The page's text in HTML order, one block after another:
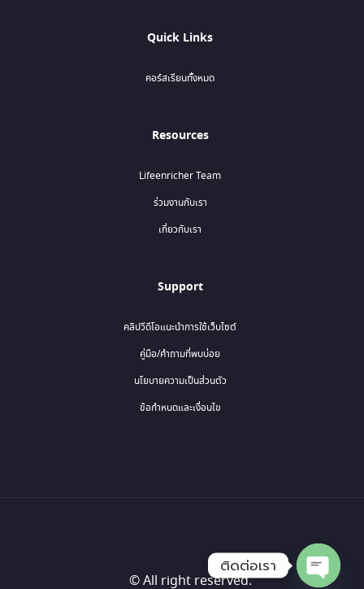
Quick Links
คอร์สเรียนทั้งหมด
Resources
Lifeenricher Team
ร่วมงานกับเรา
เกี่ยวกับเรา
Support
คลิปวีดีโอแนะนำการใช้เว็บไซต์
คู่มือ/คำถามที่พบบ่อย
นโยบายความเป็นส่วนตัว
ข้อกำหนดและเงื่อนไข
© All right reserved.
ติดต่อเรา